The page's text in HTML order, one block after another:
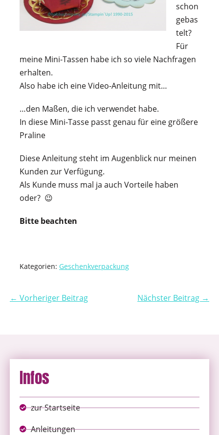
schon
gebas
telt?
Für
meine Mini-Tassen habe ich so viele Nachfragen
erhalten.
Also habe ich eine Video-Anleitung mit…
…den Maßen, die ich verwendet habe.
In diese Mini-Tasse passt genau für eine größere
Praline
Diese Anleitung steht im Augenblick nur meinen
Kunden zur Verfügung.
Als Kunde muss mal ja auch Vorteile haben
oder? 😉
Bitte beachten
Kategorien: Geschenkverpackung
← Vorheriger Beitrag Nächster Beitrag →
Infos
zur Startseite
Anleitungen